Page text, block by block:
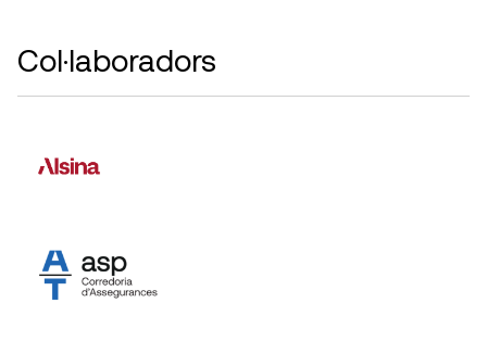
Col·laboradors